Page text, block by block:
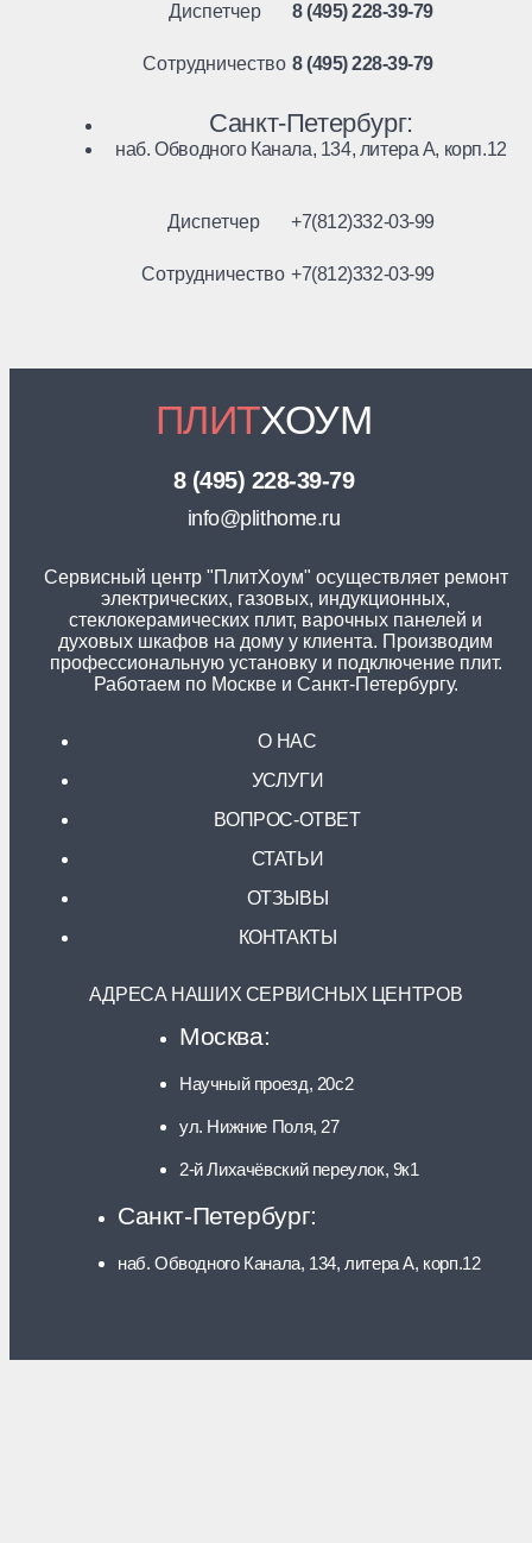
Диспетчер 8 (495) 228-39-79
Сотрудничество 8 (495) 228-39-79
Санкт-Петербург:
наб. Обводного Канала, 134, литера А, корп.12
Диспетчер +7(812)332-03-99
Сотрудничество +7(812)332-03-99
ПЛИТХОУМ
8 (495) 228-39-79
info@plithome.ru
Сервисный центр "ПлитХоум" осуществляет ремонт
электрических, газовых, индукционных,
стеклокерамических плит, варочных панелей и
духовых шкафов на дому у клиента. Производим
профессиональную установку и подключение плит.
Работаем по Москве и Санкт-Петербургу.
О НАС
УСЛУГИ
ВОПРОС-ОТВЕТ
СТАТЬИ
ОТЗЫВЫ
КОНТАКТЫ
АДРЕСА НАШИХ СЕРВИСНЫХ ЦЕНТРОВ
Москва:
Научный проезд, 20с2
ул. Нижние Поля, 27
2-й Лихачёвский переулок, 9к1
Санкт-Петербург:
наб. Обводного Канала, 134, литера А, корп.12